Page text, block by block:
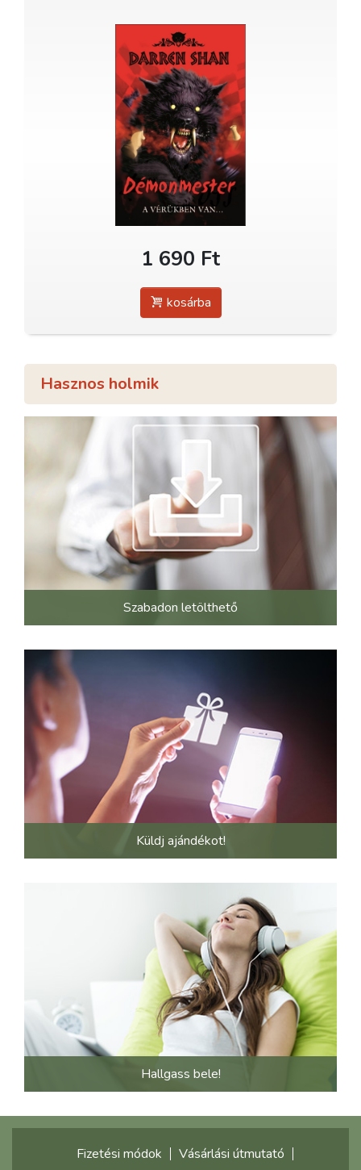
1 690 Ft
kosárba
Hasznos holmik
Szabadon letölthető
Küldj ajándékot!
Hallgass bele!
Fizetési módok
Vásárlási útmutató